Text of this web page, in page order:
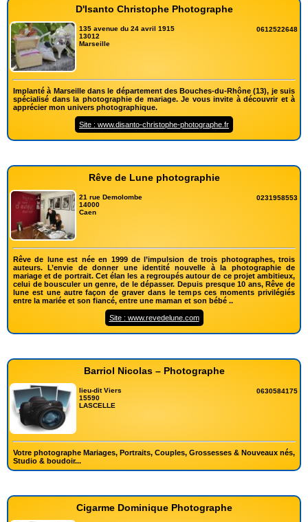
D'Isanto Christophe Photographe
135 avenue du 24 avril 1915
13012
Marseille
0612522648
Implanté à Marseille dans le département des Bouches-du-Rhône (13), je suis
spécialisé dans la photographie de mariage. Je vous invite à découvrir et à
apprécier mon univers photographique.
Site : www.disanto-christophe-photographe.fr
Rêve de Lune photographie
21 rue Demolombe
14000
Caen
0231958553
Rêve de lune est née en 1999 de l’impulsion de trois photographes, trois
auteurs. L’envie de donner une identité nouvelle à la photographie de
mariage et de portrait. Cet élan les a regroupés autour de ce projet ambitieux,
celui de bousculer un genre, de le dépasser. Depuis presque 10 ans, Rêve de
lune est une autre façon de graver dans le temps ces moments privilégiés
entre la mariée et son fiancé, entre une maman et son bébé ..
Site : www.revedelune.com
Barriol Nicolas – Photographe
lieu-dit Viers
15590
LASCELLE
0630584175
Votre photographe Mariages, Portraits, Couples, Grossesses & Nouveaux nés,
Studio & boudoir...
Cigarme Dominique Photographe